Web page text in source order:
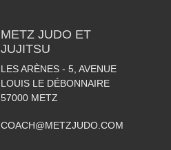
METZ JUDO ET
JUJITSU
LES ARÈNES - 5, AVENUE
LOUIS LE DÉBONNAIRE
57000 METZ
COACH@METZJUDO.COM